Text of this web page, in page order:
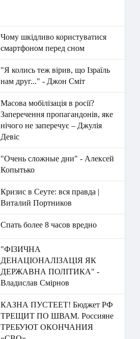
Чому шкідливо користуватися
смартфоном перед сном
"Я колись теж вірив, що Ізраїль
нам друг..." - Джон Сміт
Масова мобілізація в росії?
Заперечення пропагандонів, яке
нічого не заперечує – Джулія
Девіс
"Очень сложные дни" - Алексей
Копытько
Кризис в Сеуте: вся правда |
Виталий Портников
Спать более 8 часов вредно
"ФІЗИЧНА
ДЕНАЦІОНАЛІЗАЦІЯ ЯК
ДЕРЖАВНА ПОЛІТИКА" -
Владислав Смірнов
КАЗНА ПУСТЕЕТ! Бюджет РФ
ТРЕЩИТ ПО ШВАМ. Россияне
ТРЕБУЮТ ОКОНЧАНИЯ